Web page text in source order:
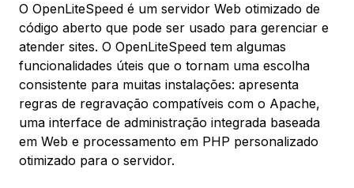
O OpenLiteSpeed é um servidor Web otimizado de
código aberto que pode ser usado para gerenciar e
atender sites. O OpenLiteSpeed tem algumas
funcionalidades úteis que o tornam uma escolha
consistente para muitas instalações: apresenta
regras de regravação compatíveis com o Apache,
uma interface de administração integrada baseada
em Web e processamento em PHP personalizado
otimizado para o servidor.